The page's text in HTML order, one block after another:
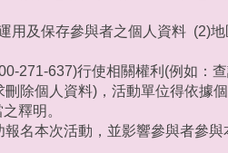
用及保存參與者之個人資料 (2)
271-637)行使相關權利(例如：查
除個人資料)，活動單位得依據
釋明。
名本次活動，並影響參與者參